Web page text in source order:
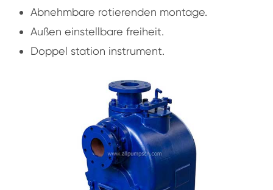
Abnehmbare rotierenden montage.
Außen einstellbare freiheit.
Doppel station instrument.